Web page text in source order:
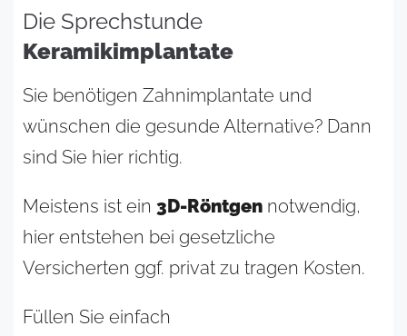
Die Sprechstunde
Keramikimplantate
Sie benötigen Zahnimplantate und
wünschen die gesunde Alternative? Dann
sind Sie hier richtig.
Meistens ist ein 3D-Röntgen notwendig,
hier entstehen bei gesetzliche
Versicherten ggf. privat zu tragen Kosten.
Füllen Sie einfach